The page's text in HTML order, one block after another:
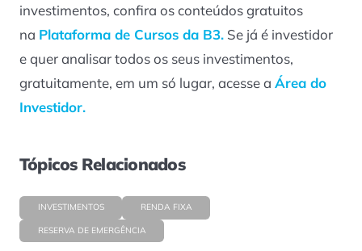
investimentos, confira os conteúdos gratuitos
na Plataforma de Cursos da B3. Se já é investidor
e quer analisar todos os seus investimentos,
gratuitamente, em um só lugar, acesse a Área do
Investidor.
Tópicos Relacionados
INVESTIMENTOS RENDA FIXA
RESERVA DE EMERGÊNCIA